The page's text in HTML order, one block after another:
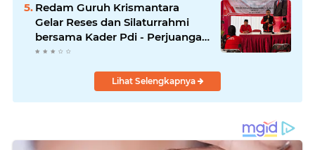
Redam Guruh Krismantara
Gelar Reses dan Silaturrahmi
bersama Kader Pdi - Perjuangan
Se -Kecamatan Lawang.
Lihat Selengkapnya